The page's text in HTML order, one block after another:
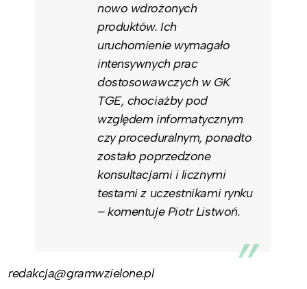
nowo wdrożonych
produktów. Ich
uruchomienie wymagało
intensywnych prac
dostosowawczych w GK
TGE, chociażby pod
względem informatycznym
czy proceduralnym, ponadto
zostało poprzedzone
konsultacjami i licznymi
testami z uczestnikami rynku
– komentuje Piotr Listwoń.
redakcja@gramwzielone.pl